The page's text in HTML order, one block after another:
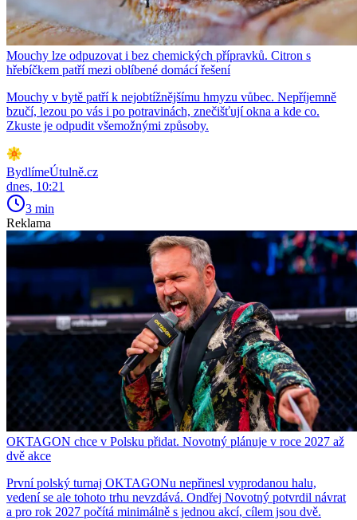
Mouchy lze odpuzovat i bez chemických přípravků. Citron s
hřebíčkem patří mezi oblíbené domácí řešení
Mouchy v bytě patří k nejobtížnějšímu hmyzu vůbec. Nepříjemně
bzučí, lezou po vás i po potravinách, znečišťují okna a kde co.
Zkuste je odpudit všemožnými způsoby.
BydlímeÚtulně.cz
dnes, 10:21
3 min
Reklama
OKTAGON chce v Polsku přidat. Novotný plánuje v roce 2027 až
dvě akce
První polský turnaj OKTAGONu nepřinesl vyprodanou halu,
vedení se ale tohoto trhu nevzdává. Ondřej Novotný potvrdil návrat
a pro rok 2027 počítá minimálně s jednou akcí, cílem jsou dvě.